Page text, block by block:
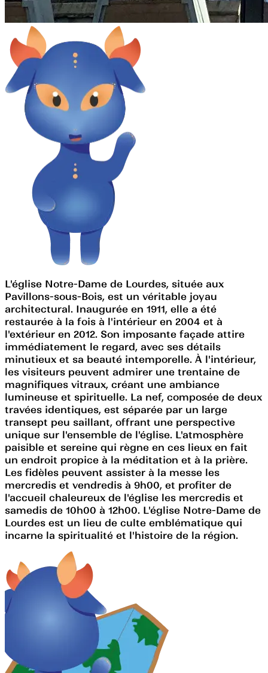
L'église Notre-Dame de Lourdes, située aux
Pavillons-sous-Bois, est un véritable joyau
architectural. Inaugurée en 1911, elle a été
restaurée à la fois à l'intérieur en 2004 et à
l'extérieur en 2012. Son imposante façade attire
immédiatement le regard, avec ses détails
minutieux et sa beauté intemporelle. À l'intérieur,
les visiteurs peuvent admirer une trentaine de
magnifiques vitraux, créant une ambiance
lumineuse et spirituelle. La nef, composée de deux
travées identiques, est séparée par un large
transept peu saillant, offrant une perspective
unique sur l'ensemble de l'église. L'atmosphère
paisible et sereine qui règne en ces lieux en fait
un endroit propice à la méditation et à la prière.
Les fidèles peuvent assister à la messe les
mercredis et vendredis à 9h00, et profiter de
l'accueil chaleureux de l'église les mercredis et
samedis de 10h00 à 12h00. L'église Notre-Dame de
Lourdes est un lieu de culte emblématique qui
incarne la spiritualité et l'histoire de la région.